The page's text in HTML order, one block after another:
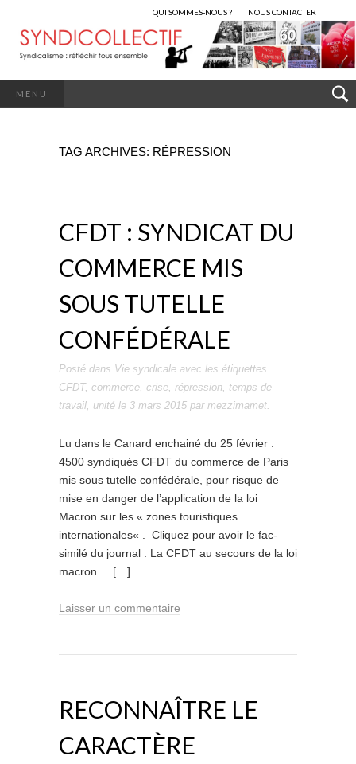
QUI SOMMES-NOUS ? NOUS CONTACTER
MENU
TAG ARCHIVES: RÉPRESSION
CFDT : SYNDICAT DU
COMMERCE MIS
SOUS TUTELLE
CONFÉDÉRALE
Posté dans Vie syndicale avec les étiquettes
CFDT, commerce, crise, répression, temps de
travail, unité le 3 mars 2015 par mezzimamet.
Lu dans le Canard enchainé du 25 février :
4500 syndiqués CFDT du commerce de Paris
mis sous tutelle confédérale, pour risque de
mise en danger de l’application de la loi
Macron sur les « zones touristiques
internationales« . Cliquez pour avoir le fac-
similé du journal : La CFDT au secours de la loi
macron […]
Laisser un commentaire
RECONNAÎTRE LE
CARACTÈRE